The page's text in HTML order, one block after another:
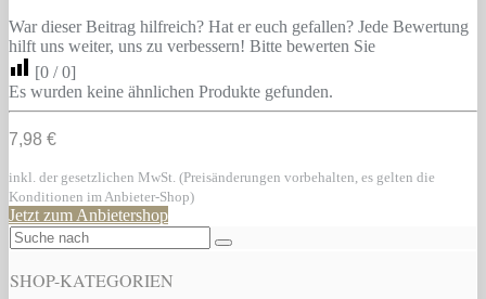
War dieser Beitrag hilfreich? Hat er euch gefallen? Jede Bewertung
hilft uns weiter, uns zu verbessern! Bitte bewerten Sie
[0 /0]
Es wurden keine ähnlichen Produkte gefunden.
7,98 €
inkl. der gesetzlichen MwSt. (Preisänderungen vorbehalten, es gelten die
Konditionen im Anbieter-Shop)
Jetzt zum Anbietershop
SHOP-KATEGORIEN